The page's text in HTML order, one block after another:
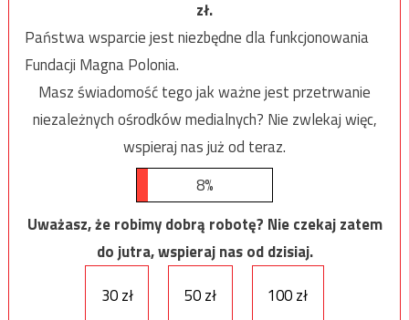
zł.
Państwa wsparcie jest niezbędne dla funkcjonowania
Fundacji Magna Polonia.
Masz świadomość tego jak ważne jest przetrwanie
niezależnych ośrodków medialnych? Nie zwlekaj więc,
wspieraj nas już od teraz.
8%
Uważasz, że robimy dobrą robotę? Nie czekaj zatem
do jutra, wspieraj nas od dzisiaj.
30 zł
50 zł 100 zł